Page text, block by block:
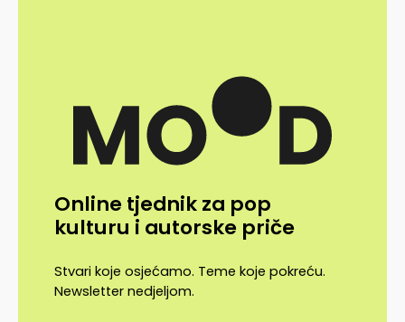
Online tjednik za pop
kulturu i autorske priče
Stvari koje osjećamo. Teme koje pokreću.
Newsletter nedjeljom.